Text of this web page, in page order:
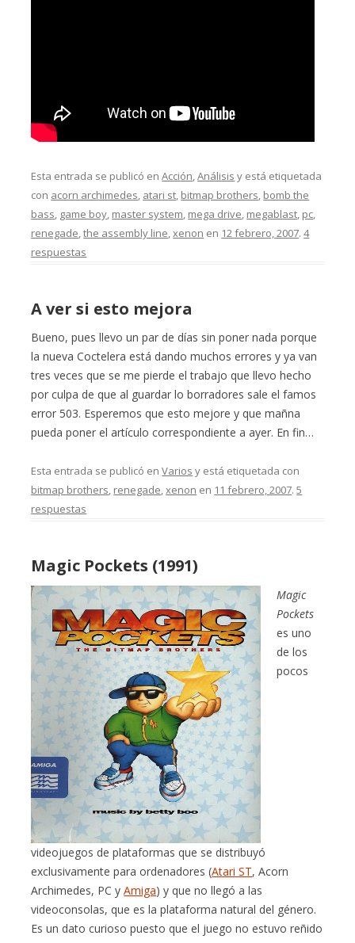
Esta entrada se publicó enAcción ,Análisis y está etiquetada
con acorn archimedes atari st bitmap brothers bomb the
bass game boy master system mega drive megablast pc
renegade ,the assembly line ,xenon en 12 febrero, 2007.4
respuestas
A ver si esto mejora
Bueno, pues llevo un par de días sin poner nada porque
la nueva Coctelera está dando muchos errores y ya van
tres veces que se me pierde el trabajo que llevo hecho
por culpa de que al guardar lo borradores sale el famos
error 503. Esperemos que esto mejore y que mañna
pueda poner el artículo correspondiente a ayer. En fin…
Esta entrada se publicó enVarios y está etiquetada con
bitmap brothers, renegade,xenon en 11 febrero, 2007.5
respuestas
Magic Pockets (1991)
Magic
Pockets
es uno
de los
pocos
videojuegos de plataformas que se distribuyó
exclusivamente para ordenadores (Atari ST, Acorn
Archimedes, PC yAmiga) y que no llegó a las
videoconsolas, que es la plataforma natural del género.
Es un dato curioso puesto que el juego no estuvo reñido